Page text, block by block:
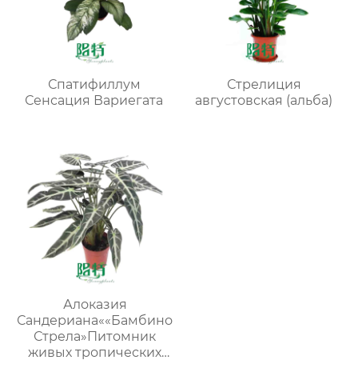
Спатифиллум
Сенсация Вариегата
Стрелиция
августовская (альба)
Алоказия
Сандериана««Бамбино
Стрела»Питомник
живых тропических